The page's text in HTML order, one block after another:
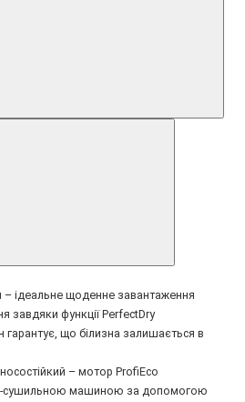
– ідеальне щоденне завантаження
завдяки функції PerfectDry
що білизна залишається в
– мотор ProfiEco
сушильною машиною за допомогою